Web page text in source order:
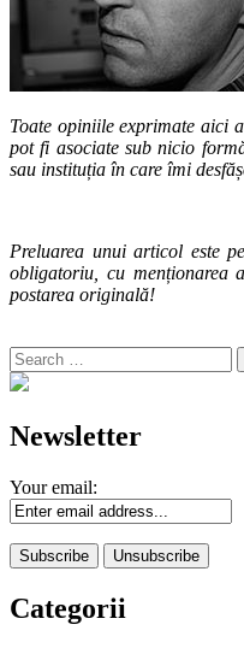
Toate opiniile exprimate aici
pot fi asociate sub nicio
sau instituția în care îmi
Preluarea unui articol este
obligatoriu, cu menționarea
postarea originală!
Search
for:
Newsletter
Your email:
Categorii